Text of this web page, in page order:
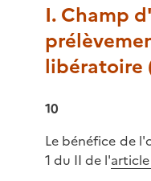
I. Champ
libératoire
10
Le bénéfice de
1 du II de l'